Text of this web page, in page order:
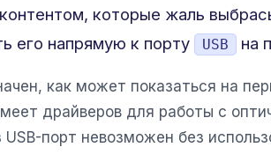
которые жаль
его напрямую к порту USB на
как может показаться на
драйверов для работы с
порт невозможен без